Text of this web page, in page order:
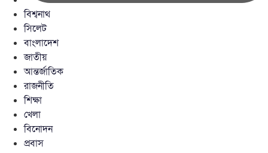
বিশ্বনাথ
সিলেট
বাংলাদেশ
জাতীয়
আন্তর্জাতিক
রাজনীতি
শিক্ষা
খেলা
বিনোদন
প্রবাস